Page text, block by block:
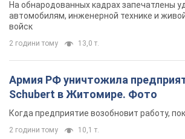
На обнародованных кадрах запечатлены
автомобилям, инженерной технике и
войск
2 години тому 13,0 т.
Армия РФ уничтожила
Schubert в Житомире. Фото
Когда предприятие возобновит работу,
2 години тому 10,1 т.